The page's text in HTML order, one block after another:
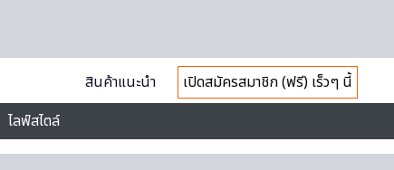
สินค้าแนะนำ
เปิดสมัครสมาชิก (ฟรี) เร็วๆ นี้
ไลฟ์สไตล์